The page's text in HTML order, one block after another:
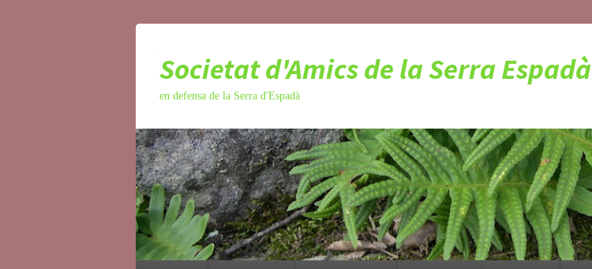
Societat d'Amics de la Serra Espadà
en defensa de la Serra d'Espadà
Menú